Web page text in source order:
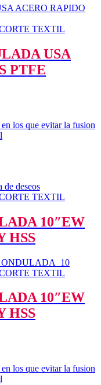
TEXTIL
USA
PTFE
los que evitar la fusion
de deseos
TEXTIL
10″EW
HSS
TEXTIL
10″EW
HSS
los que evitar la fusion